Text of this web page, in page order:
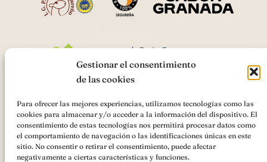
Gestionar el consentimiento
de las cookies
Para ofrecer las mejores experiencias, utilizamos tecnologías como las
cookies para almacenar y/o acceder a la información del dispositivo. El
consentimiento de estas tecnologías nos permitirá procesar datos como
el comportamiento de navegación o las identificaciones únicas en este
sitio. No consentir o retirar el consentimiento, puede afectar
negativamente a ciertas características y funciones.
AsociaciónIGP Cordero Segureño
ha recibido una ayuda de la
Unión Europea con cargo al
«Cooperación para la promoción de los
productos agrícolas y alimenticios en regímenes de calidad
(Intervención 7132)»Ayudas FEADER , Andalucía 2023-2027 para